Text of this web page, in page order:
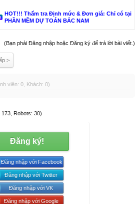
HOT!!! Thẩm tra Định mức & Đơn giá: Chỉ có tại
PHẦN MỀM DỰ TOÁN BẮC NAM
(Bạn phải Đăng nhập hoặc Đăng ký để trả lời bài viết.)
>
viên: 0, Khách: 0)
Robots: 30)
Đăng ký!
Đăng nhập với Facebook
Đăng nhập với Twitter
Đăng nhập với VK
Đăng nhập với Google